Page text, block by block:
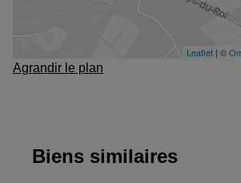
Agrandir le plan
Biens similaires